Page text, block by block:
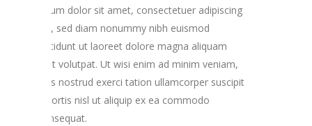
ipsum dolor sit amet, consectetuer adipiscing
elit, sed diam nonummy nibh euismod
tincidunt ut laoreet dolore magna aliquam
erat volutpat. Ut wisi enim ad minim veniam,
quis nostrud exerci tation ullamcorper suscipit
lobortis nisl ut aliquip ex ea commodo
consequat.